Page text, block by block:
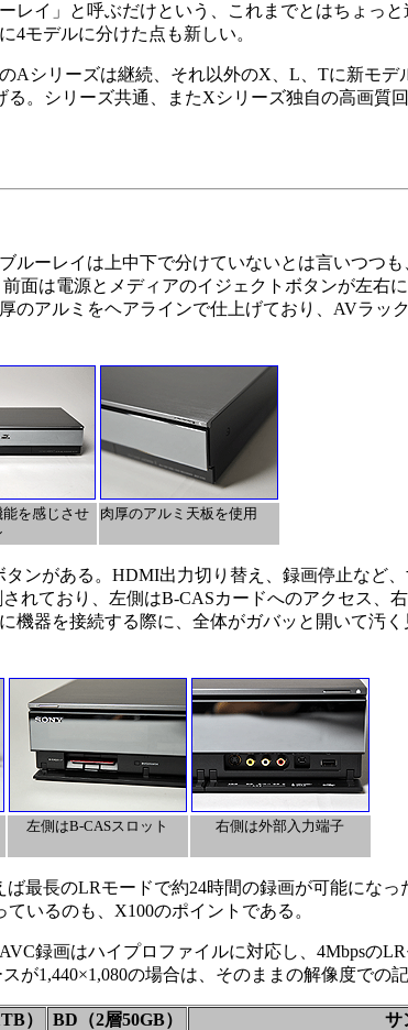
レイ」と呼ぶだけという、これまでとはちょっ
4モデルに分けた点も新しい。
シリーズは継続、それ以外のX、L、Tに新モデ
。シリーズ共通、またXシリーズ独自の高画質
ーレイは上中下で分けていないとは言いつつ
面は電源とメディアのイジェクトボタンが左右
のアルミをヘアラインで仕上げており、AVラッ
を感じさせ
肉厚のアルミ天板を使用
ンがある。HDMI出力切り替え、録画停止など
れており、左側はB-CASカードへのアクセス、
機器を接続する際に、全体がガバッと開いて汚
左側はB-CASスロット 右側は外部入力端子
最長のLRモードで約24時間の録画が可能になっ
いるのも、X100のポイントである。
録画はハイプロファイルに対応し、4Mbpsの
が1,440×1,080の場合は、そのままの解像度での記
） BD（2層50GB） サ